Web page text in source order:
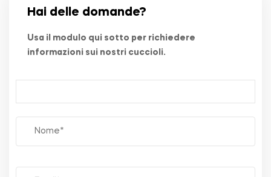
Hai delle domande?
Usa il modulo qui sotto per richiedere
informazioni sui nostri cuccioli.